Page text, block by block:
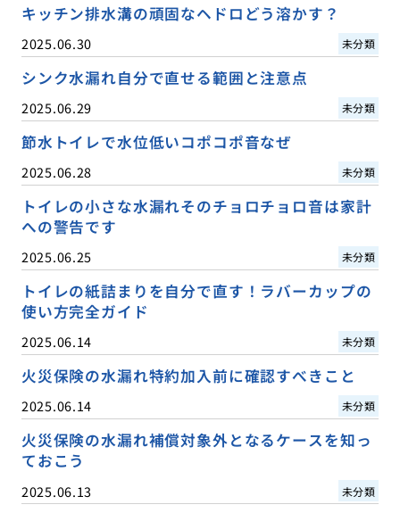
キッチン排水溝の頑固なヘドロどう溶かす？
2025.06.30 未分類
シンク水漏れ自分で直せる範囲と注意点
2025.06.29 未分類
節水トイレで水位低いコポコポ音なぜ
2025.06.28 未分類
トイレの小さな水漏れそのチョロチョロ音は家計
への警告です
2025.06.25 未分類
トイレの紙詰まりを自分で直す！ラバーカップの
使い方完全ガイド
2025.06.14 未分類
火災保険の水漏れ特約加入前に確認すべきこと
2025.06.14 未分類
火災保険の水漏れ補償対象外となるケースを知っ
ておこう
2025.06.13 未分類